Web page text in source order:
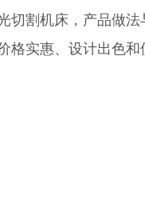
切割机床，产品做
格实惠、设计出色